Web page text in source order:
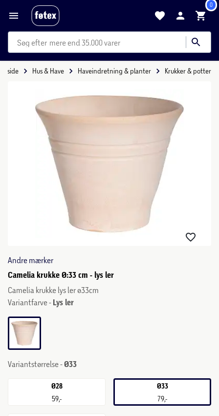
0
mere end 35.000 varer
Hus & Have Haveindretning & planter Krukker & potter
Andre mærker
Camelia krukke Ø:33 cm - lys ler
Camelia krukke lys ler ø33cm
Variantfarve - Lys ler
Variantstørrelse -Ø33
Ø28
59,-
Ø33
79,-